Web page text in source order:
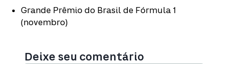
Grande Prêmio do Brasil de Fórmula 1
(novembro)
Deixe seu comentário